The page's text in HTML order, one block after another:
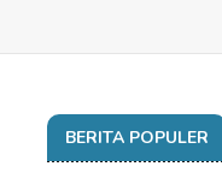
BERITA POPULER